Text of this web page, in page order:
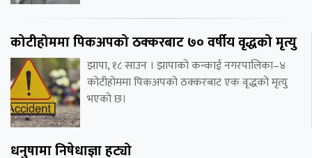
कोटीहोममा पिकअपको ठक्करबाट ७० वर्षीय वृद्धको मृत्यु
झापा, १८ साउन । झापाको कन्काई नगरपालिका–४
कोटीहोममा पिकअपको ठक्करबाट एक वृद्धको मृत्यु
भएको छ।
धनुषामा निषेधाज्ञा हट्यो